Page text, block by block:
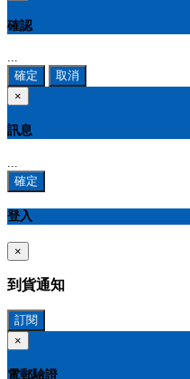
確認
...
確定
取消
×
訊息
確定
登入
×
到貨通知
訂閱
×
電郵驗證